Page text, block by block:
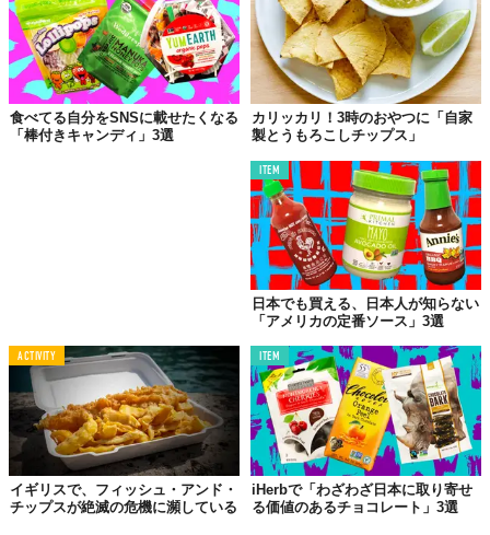
食べてる自分をSNSに載せたくなる
「棒付きキャンディ」3選
カリッカリ！3時のおやつに「自家
製とうもろこしチップス」
ITEM
日本でも買える、日本人が知らない
「アメリカの定番ソース」3選
ACTIVITY
イギリスで、フィッシュ・アンド・
チップスが絶滅の危機に瀕している
ITEM
iHerbで「わざわざ日本に取り寄せ
る価値のあるチョコレート」3選